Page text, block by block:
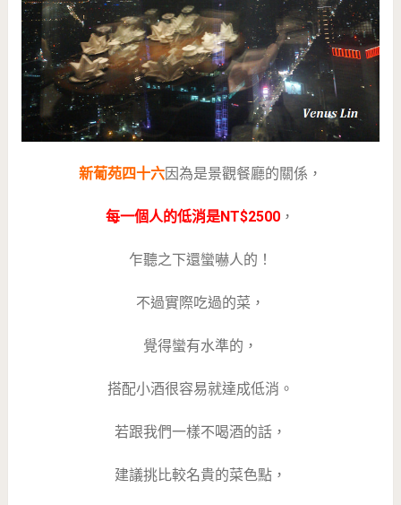
新葡苑四十六因為是景觀餐廳的關係，
每一個人的低消是NT$2500 ，
乍聽之下還蠻嚇人的！
不過實際吃過的菜，
覺得蠻有水準的，
搭配小酒很容易就達成低消。
若跟我們一樣不喝酒的話，
建議挑比較名貴的菜色點，